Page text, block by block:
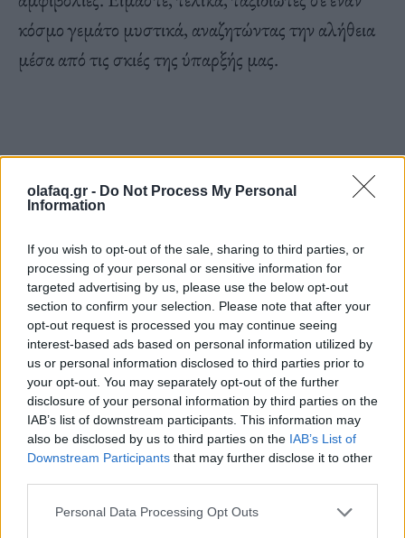
olafaq.gr - Do Not Process My Personal
Information
If you wish to opt-out of the sale, sharing to third parties, or
processing of your personal or sensitive information for
targeted advertising by us, please use the below opt-out
section to confirm your selection. Please note that after your
opt-out request is processed you may continue seeing
interest-based ads based on personal information utilized by
us or personal information disclosed to third parties prior to
your opt-out. You may separately opt-out of the further
disclosure of your personal information by third parties on the
IAB’s list of downstream participants. This information may
also be disclosed by us to third parties on the IAB’s List of
Downstream Participants that may further disclose it to other
Personal Data Processing Opt Outs
κόσμο γεμάτο μυστικά, αναζητώντας την αλήθεια
μέσα από τις σκιές της ύπαρξής μας.
υπολογιστών μας φέρνει σε μια ενδιαφέρουσα
που αποκτούν μαγική αυτογνωσία, όταν εμείς οι
ίδιοι δεν έχουμε καταφέρει να αποκτήσουμε μια
πλήρη κατανόηση της δικής μας ύπαρξης;Είναι
γελοίο να αποδίδουμε ανθρώπινες προθέσεις σε
προγράμματα λογισμικού, όταν τα έμβια όντα
είναι προσαρμοσμένα να επιβιώνουν στο
περιβάλλον τους, με ένα ευρύ φάσμα
συμπεριφορών που έχουν εγγραφεί στις νευρωνικές
τους δομές.